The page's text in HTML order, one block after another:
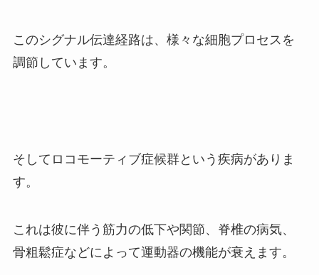
このシグナル伝達経路は、様々な細胞プロセスを
調節しています。
そしてロコモーティブ症候群という疾病がありま
す。
これは彼に伴う筋力の低下や関節、脊椎の病気、
骨粗鬆症などによって運動器の機能が衰えます。